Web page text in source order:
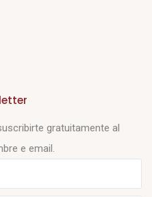
gratuitamente al
e email.